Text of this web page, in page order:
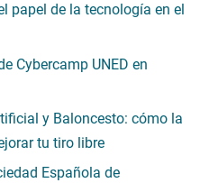
papel de la tecnología en el
Cybercamp UNED en
y Baloncesto: cómo la
tu tiro libre
Española de